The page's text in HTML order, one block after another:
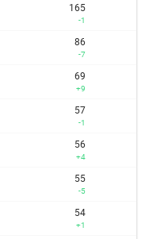
165
-1
86
-7
69
+9
57
-1
56
+4
55
-5
54
+1